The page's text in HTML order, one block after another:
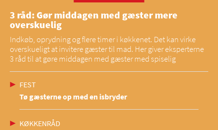
3 råd: Gør middagen med gæster mere
overskuelig
Indkøb, oprydning og flere timer i køkkenet. Det kan virke
overskueligt at invitere gæster til mad. Her giver eksperterne
3 råd til at gøre middagen med gæster med spiselig
FEST
Tø gæsterne op med en isbryder
KØKKENRÅD